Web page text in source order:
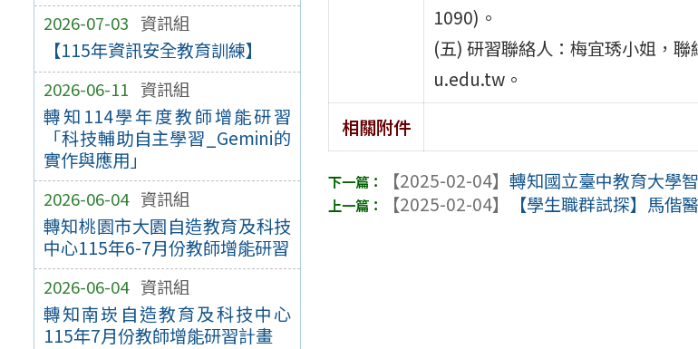
2026-07-03 資訊組
【115年資訊安全教育訓練】
2026-06-11 資訊組
轉知114學年度教師增能研習
「科技輔助自主學習_Gemini的
實作與應用」
2026-06-04 資訊組
轉知桃園市大園自造教育及科技
中心115年6-7月份教師增能研習
2026-06-04 資訊組
轉知南崁自造教育及科技中心
115年7月份教師增能研習計畫
1090)。
(五) 研習聯絡人：梅宜琇小姐，
u.edu.tw。
相關附件
【2025-02-04】轉知國立臺中教育大學
【2025-02-04】
【學生職群試探】馬